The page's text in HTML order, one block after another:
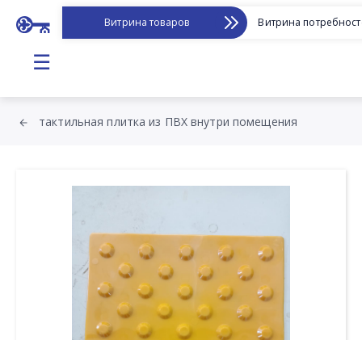
Витрина товаров Витрина
☰
тактильная плитка из ПВХ внутри помещения